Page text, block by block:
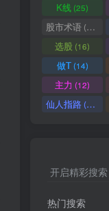
K线(25)
股市术语 (21)
选股 (16)
做T(14)
主力 (12)
仙人指路(10)
开启精彩搜索
热门搜索